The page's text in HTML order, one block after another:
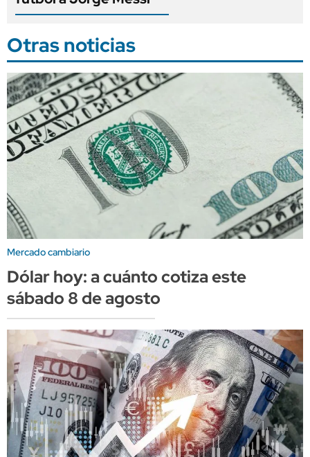
Otras noticias
Mercado cambiario
Dólar hoy: a cuánto cotiza este
sábado 8 de agosto